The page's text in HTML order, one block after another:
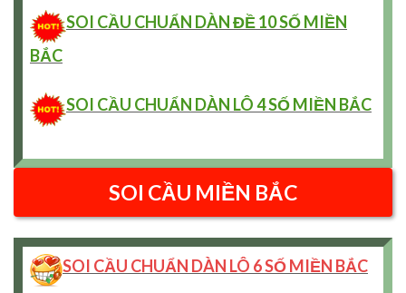
SOI CẦU CHUẨN DÀN ĐỀ 10 SỐ MIỀN
BẮC
SOI CẦU CHUẨN DÀN LÔ 4 SỐ MIỀN BẮC
SOI CẦU MIỀN BẮC
SOI CẦU CHUẨN DÀN LÔ 6 SỐ MIỀN BẮC